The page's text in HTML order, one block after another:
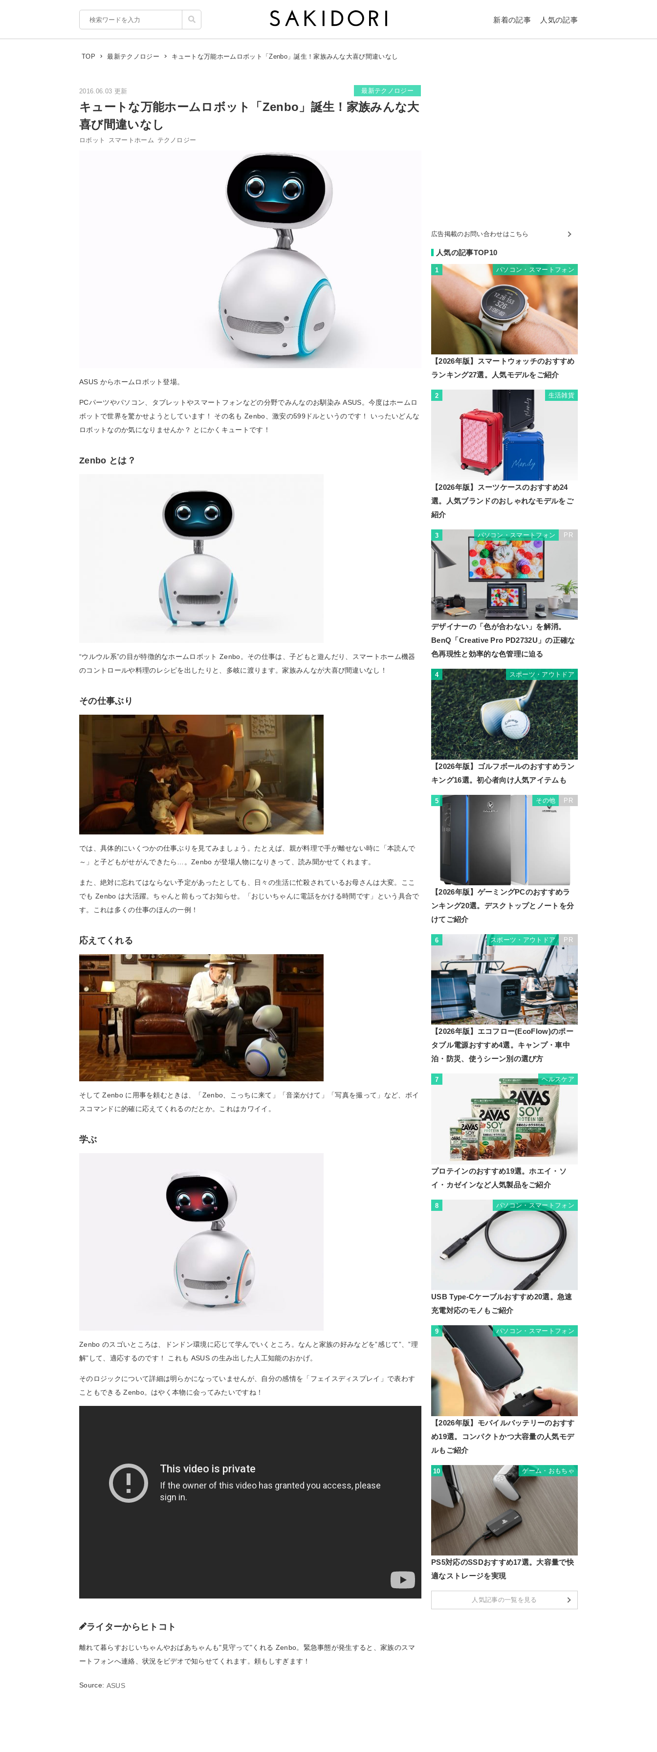
新着の記事 人気の記事
TOP 最新テクノロジー キュートな万能ホームロボット「Zenbo」誕生！家族みんな大喜び間違いなし
2016.06.03 更新 最新テクノロジー
キュートな万能ホームロボット「Zenbo」誕生！家族みんな大
喜び間違いなし
ロボット スマートホーム テクノロジー
ASUS からホームロボット登場。
PCパーツやパソコン、タブレットやスマートフォンなどの分野でみんなのお馴染み ASUS。今度はホームロ
ボットで世界を驚かせようとしています！ その名も Zenbo、激安の599ドルというのです！ いったいどんな
ロボットなのか気になりませんか？ とにかくキュートです！
Zenbo とは？
“ウルウル系”の目が特徴的なホームロボット Zenbo。その仕事は、子どもと遊んだり、スマートホーム機器
のコントロールや料理のレシピを出したりと、多岐に渡ります。家族みんなが大喜び間違いなし！
その仕事ぶり
では、具体的にいくつかの仕事ぶりを見てみましょう。たとえば、親が料理で手が離せない時に「本読んで
～」と子どもがせがんできたら…。Zenbo が登場人物になりきって、読み聞かせてくれます。
また、絶対に忘れてはならない予定があったとしても、日々の生活に忙殺されているお母さんは大変。ここ
でも Zenbo は大活躍。ちゃんと前もってお知らせ。「おじいちゃんに電話をかける時間です」という具合で
す。これは多くの仕事のほんの一例！
応えてくれる
そして Zenbo に用事を頼むときは、「Zenbo、こっちに来て」「音楽かけて」「写真を撮って」など、ボイ
スコマンドに的確に応えてくれるのだとか。これはカワイイ。
学ぶ
Zenbo のスゴいところは、ドンドン環境に応じて学んでいくところ。なんと家族の好みなどを”感じて”、”理
解”して、適応するのです！ これも ASUS の生み出した人工知能のおかげ。
そのロジックについて詳細は明らかになっていませんが、自分の感情を「フェイスディスプレイ」で表わす
こともできる Zenbo。はやく本物に会ってみたいですね！
ライターからヒトコト
離れて暮らすおじいちゃんやおばあちゃんも"見守って"くれる Zenbo。緊急事態が発生すると、家族のスマ
ートフォンへ連絡、状況をビデオで知らせてくれます。頼もしすぎます！
Source: ASUS
広告掲載のお問い合わせはこちら
人気の記事TOP10
1 パソコン・スマートフォン
【2026年版】スマートウォッチのおすすめ
ランキング27選。人気モデルをご紹介
2 生活雑貨
【2026年版】スーツケースのおすすめ24
選。人気ブランドのおしゃれなモデルをご
紹介
3 パソコン・スマートフォン PR
デザイナーの「色が合わない」を解消。
BenQ「Creative Pro PD2732U」の正確な
色再現性と効率的な色管理に迫る
4 スポーツ・アウトドア
【2026年版】ゴルフボールのおすすめラン
キング16選。初心者向け人気アイテムも
5 その他 PR
【2026年版】ゲーミングPCのおすすめラ
ンキング20選。デスクトップとノートを分
けてご紹介
6 スポーツ・アウトドア PR
【2026年版】エコフロー(EcoFlow)のポー
タブル電源おすすめ4選。キャンプ・車中
泊・防災、使うシーン別の選び方
7 ヘルスケア
プロテインのおすすめ19選。ホエイ・ソ
イ・カゼインなど人気製品をご紹介
8 パソコン・スマートフォン
USB Type-Cケーブルおすすめ20選。急速
充電対応のモノもご紹介
9 パソコン・スマートフォン
【2026年版】モバイルバッテリーのおすす
め19選。コンパクトかつ大容量の人気モデ
ルもご紹介
10 ゲーム・おもちゃ
PS5対応のSSDおすすめ17選。大容量で快
適なストレージを実現
人気記事の一覧を見る